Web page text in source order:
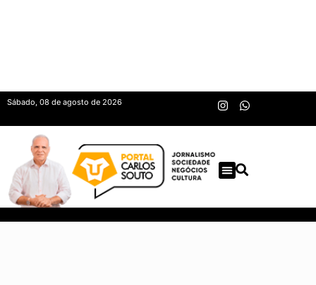
Sábado, 08 de agosto de 2026